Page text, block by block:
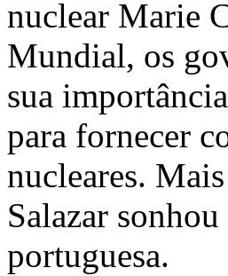
nuclear Marie
Mundial, os
sua
para fornecer
nucleares.
Salazar
portuguesa.